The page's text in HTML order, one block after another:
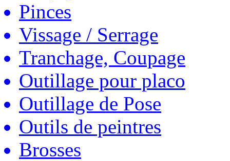
Pinces
Vissage / Serrage
Tranchage, Coupage
Outillage pour placo
Outillage de Pose
Outils de peintres
Brosses